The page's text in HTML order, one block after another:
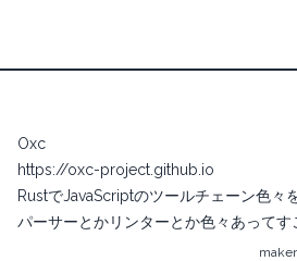
Oxc
https://oxc-project.github.io
RustでJavaScriptのツールチェーン色々
パーサーとかリンターとか色々あってす